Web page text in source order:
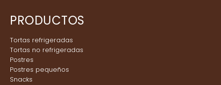
PRODUCTOS
Tortas refrigeradas
Tortas no refrigeradas
Postres
Postres pequeños
Snacks